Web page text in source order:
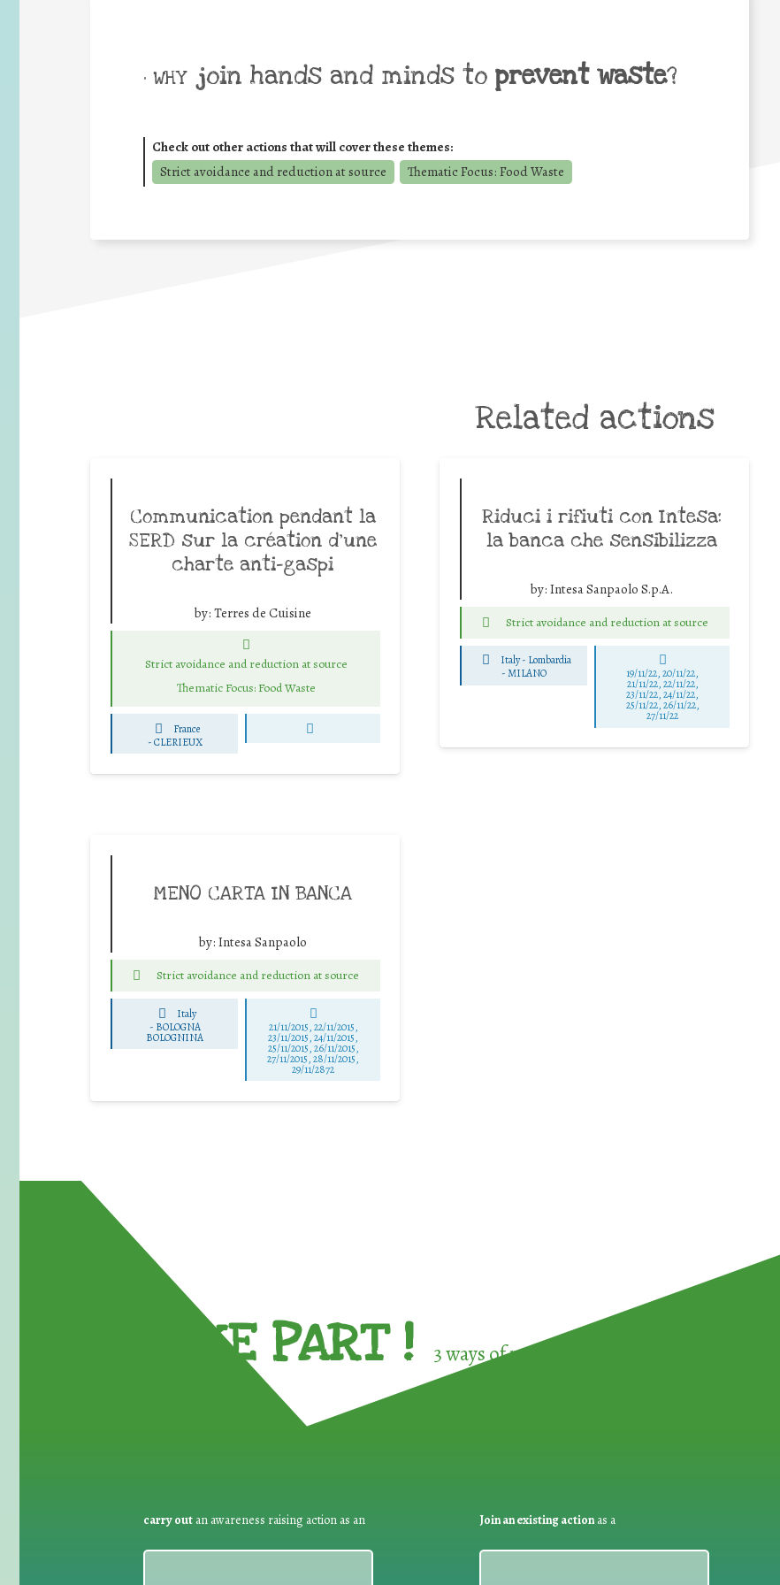
• WHY join hands and minds to prevent waste?
Check out other actions that will cover these themes:
Strict avoidance and reduction at source
Thematic Focus: Food Waste
Related actions
Communication pendant la
SERD sur la création d’une
charte anti-gaspi
by: Terres de Cuisine
Strict avoidance and reduction at source
Thematic Focus: Food Waste
France
-CLERIEUX
Riduci i rifiuti con Intesa:
la banca che sensibilizza
by: Intesa Sanpaolo S.p.A.
Strict avoidance and reduction at source
Italy - Lombardia
-MILANO 19/11/22, 20/11/22,
21/11/22, 22/11/22,
23/11/22, 24/11/22,
25/11/22, 26/11/22,
27/11/22
MENO CARTA IN BANCA
by: Intesa Sanpaolo
Strict avoidance and reduction at source
Italy
- BOLOGNA
BOLOGNINA
21/11/2015, 22/11/2015,
23/11/2015, 24/11/2015,
25/11/2015, 26/11/2015,
27/11/2015, 28/11/2015,
29/11/2872
TAKE PART ! 3 ways of participating in the
carry out an awareness raising action as an Join an existing actionas a